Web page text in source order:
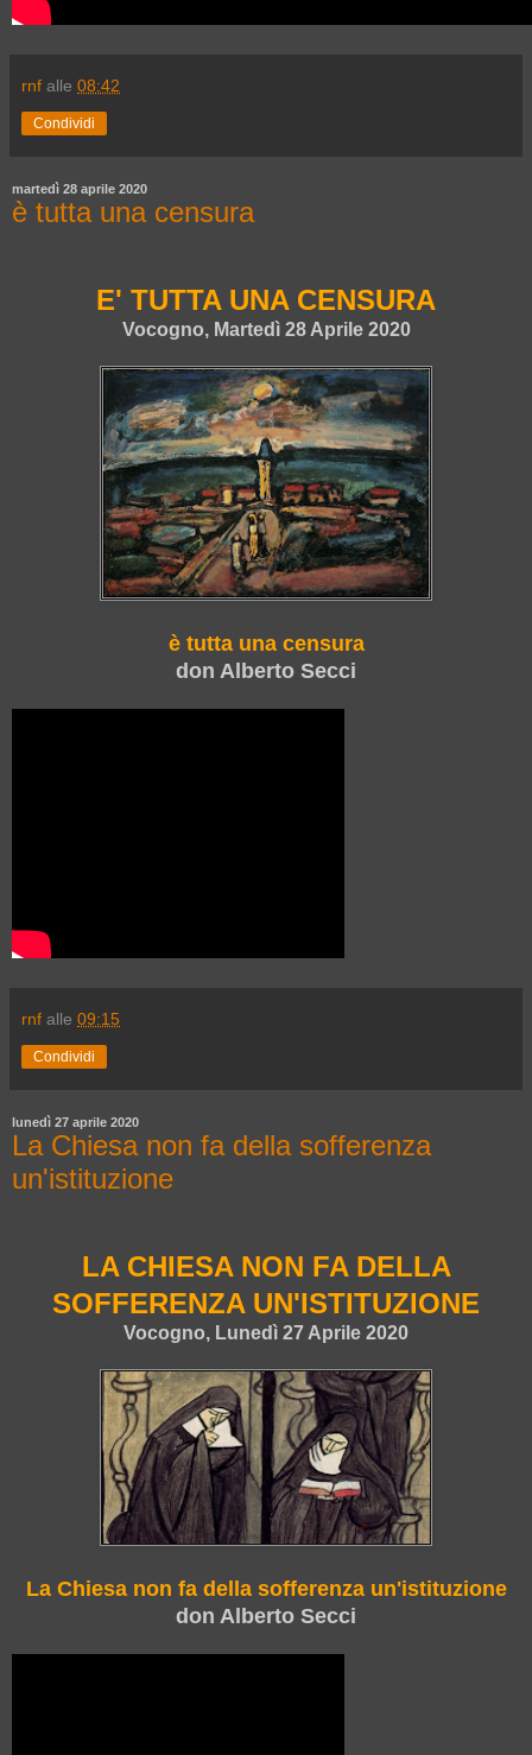
rnf alle 08:42
Condividi
martedì 28 aprile 2020
è tutta una censura
E' TUTTA UNA CENSURA
Vocogno, Martedì 28 Aprile 2020
è tutta una censura
don Alberto Secci
rnf alle 09:15
Condividi
lunedì 27 aprile 2020
La Chiesa non fa della sofferenza
un'istituzione
LA CHIESA NON FA DELLA
SOFFERENZA UN'ISTITUZIONE
Vocogno, Lunedì 27 Aprile 2020
La Chiesa non fa della sofferenza un'istituzione
don Alberto Secci